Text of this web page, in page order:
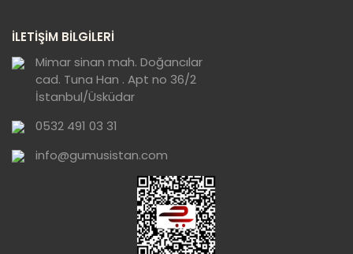
görüntülenemiyor.
Ürün açıklamasında eksik bilgiler bulunuyor.
Ürün bilgilerinde hatalar bulunuyor.
Ürün fiyatı diğer sitelerden daha pahalı.
Bu ürüne benzer farklı alternatifler olmalı.
Gönder
İLETİŞİM BİLGİLERİ
Mimar sinan mah. Doğancılar
cad. Tuna Han . Apt no 36/2
İstanbul/Üsküdar
0532 491 03 31
info@gumusistan.com